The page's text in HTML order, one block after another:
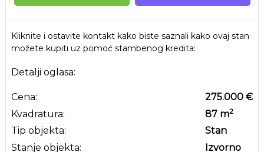
Kliknite i ostavite kontakt kako biste saznali kako ovaj stan
možete kupiti uz pomoć stambenog kredita:
Detalji oglasa:
Cena:
Kvadratura:
Tip objekta:
Stanje objekta:
275.000 €
87 m2
Stan
Izvorno